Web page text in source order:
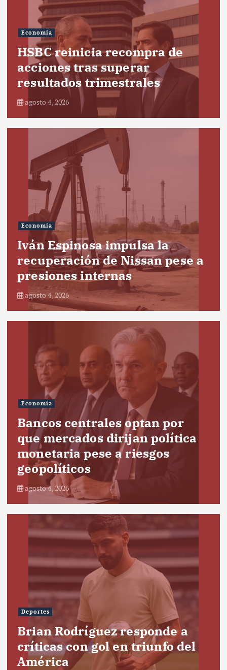
Economía
HSBC reinicia recompra de
acciones tras superar
resultados trimestrales
agosto 4, 2026
Economía
Iván Espinosa impulsa la
recuperación de Nissan pese a
presiones internas
agosto 4, 2026
Economía
Bancos centrales optan por
que mercados dirijan política
monetaria pese a riesgos
geopolíticos
agosto 4, 2026
Deportes
Brian Rodríguez responde a
críticas con gol en triunfo del
América